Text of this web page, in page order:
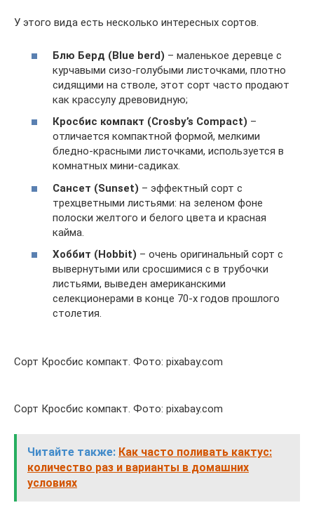
У этого вида есть несколько интересных сортов.
Блю Берд (Blue berd) – маленькое деревце с
курчавыми сизо-голубыми листочками, плотно
сидящими на стволе, этот сорт часто продают
как крассулу древовидную;
Кросбис компакт (Crosby’s Compact) –
отличается компактной формой, мелкими
бледно-красными листочками, используется в
комнатных мини-садиках.
Сансет (Sunset) – эффектный сорт с
трехцветными листьями: на зеленом фоне
полоски желтого и белого цвета и красная
кайма.
Хоббит (Hobbit) – очень оригинальный сорт с
вывернутыми или сросшимися с в трубочки
листьями, выведен американскими
селекционерами в конце 70-х годов прошлого
столетия.
Сорт Кросбис компакт. Фото: pixabay.com
Сорт Кросбис компакт. Фото: pixabay.com
Читайте также: Как часто поливать кактус:
количество раз и варианты в домашних
условиях